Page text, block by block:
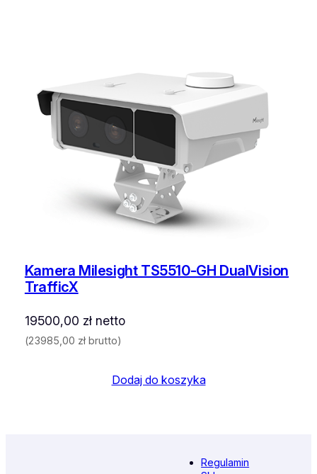
Kamera Milesight TS5510-GH DualVision
TrafficX
19500,00 złnetto
(23985,00 złbrutto)
Dodaj do koszyka
Regulamin